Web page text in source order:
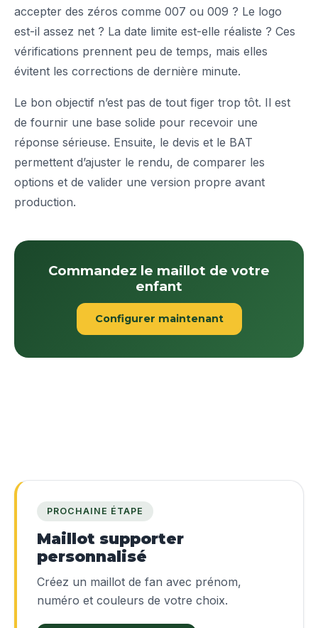
accepter des zéros comme 007 ou 009 ? Le logo
est-il assez net ? La date limite est-elle réaliste ? Ces
vérifications prennent peu de temps, mais elles
évitent les corrections de dernière minute.
Le bon objectif n’est pas de tout figer trop tôt. Il est
de fournir une base solide pour recevoir une
réponse sérieuse. Ensuite, le devis et le BAT
permettent d’ajuster le rendu, de comparer les
options et de valider une version propre avant
production.
Commandez le maillot de votre
enfant
Configurer maintenant
PROCHAINE ÉTAPE
Maillot supporter
personnalisé
Créez un maillot de fan avec prénom,
numéro et couleurs de votre choix.